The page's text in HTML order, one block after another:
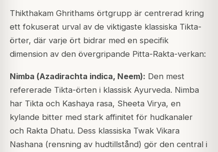
Thikthakam Ghrithams örtgrupp är centrerad kring
ett fokuserat urval av de viktigaste klassiska Tikta-
örter, där varje ört bidrar med en specifik
dimension av den övergripande Pitta-Rakta-verkan:
Nimba (Azadirachta indica, Neem): Den mest
refererade Tikta-örten i klassisk Ayurveda. Nimba
har Tikta och Kashaya rasa, Sheeta Virya, en
kylande bitter med stark affinitet för hudkanaler
och Rakta Dhatu. Dess klassiska Twak Vikara
Nashana (rensning av hudtillstånd) gör den central i